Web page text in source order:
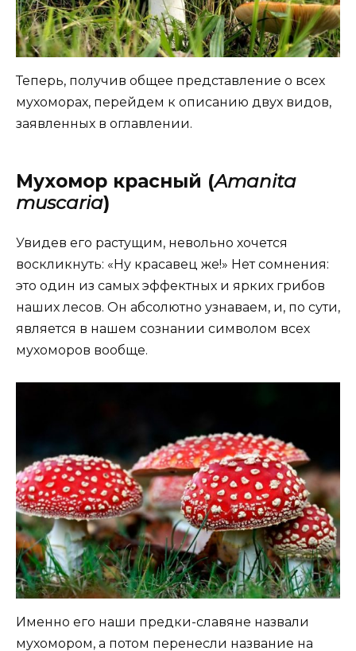
Теперь, получив общее представление о всех
мухоморах, перейдем к описанию двух видов,
заявленных в оглавлении.
Мухомор красный (Amanita
muscaria)
Увидев его растущим, невольно хочется
воскликнуть: «Ну красавец же!» Нет сомнения:
это один из самых эффектных и ярких грибов
наших лесов. Он абсолютно узнаваем, и, по сути,
является в нашем сознании символом всех
мухоморов вообще.
Именно его наши предки-славяне назвали
мухомором, а потом перенесли название на